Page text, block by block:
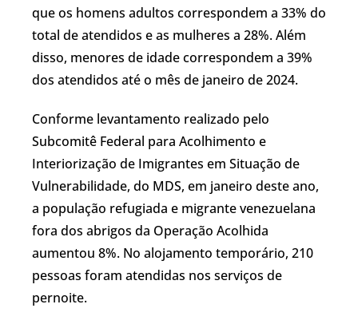
que os homens adultos correspondem a 33% do
total de atendidos e as mulheres a 28%. Além
disso, menores de idade correspondem a 39%
dos atendidos até o mês de janeiro de 2024.
Conforme levantamento realizado pelo
Subcomitê Federal para Acolhimento e
Interiorização de Imigrantes em Situação de
Vulnerabilidade, do MDS, em janeiro deste ano,
a população refugiada e migrante venezuelana
fora dos abrigos da Operação Acolhida
aumentou 8%. No alojamento temporário, 210
pessoas foram atendidas nos serviços de
pernoite.